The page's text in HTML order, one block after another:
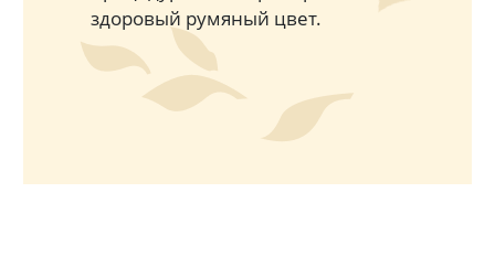
здоровый румяный цвет.